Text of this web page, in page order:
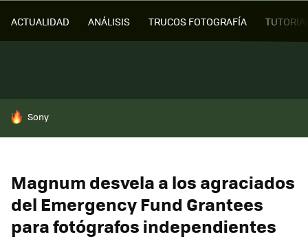
ACTUALIDAD ANÁLISIS TRUCOS FOTOGRAFÍA
HOY SE HABLA DE
Sony
Magnum desvela a los agraciados
del Emergency Fund Grantees
para fotógrafos independientes